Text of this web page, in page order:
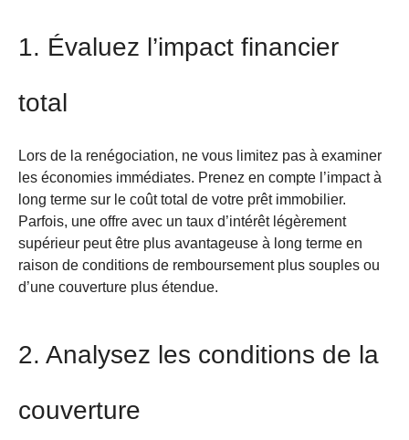
1. Évaluez l’impact financier
total
Lors de la renégociation, ne vous limitez pas à examiner
les économies immédiates. Prenez en compte l’impact à
long terme sur le coût total de votre prêt immobilier.
Parfois, une offre avec un taux d’intérêt légèrement
supérieur peut être plus avantageuse à long terme en
raison de conditions de remboursement plus souples ou
d’une couverture plus étendue.
2. Analysez les conditions de la
couverture